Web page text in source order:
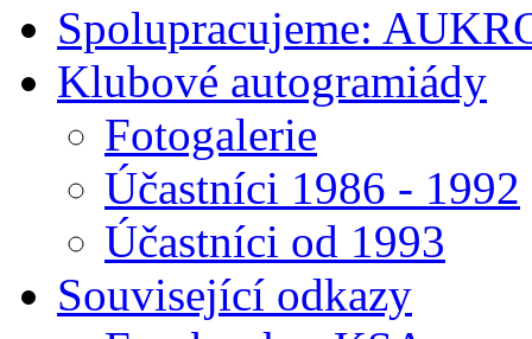
Spolupracujeme:
Klubové autogramiády
Fotogalerie
Účastníci 1986 - 1992
Účastníci od 1993
Související odkazy